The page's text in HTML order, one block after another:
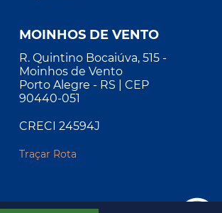
MOINHOS DE VENTO
R. Quintino Bocaiúva, 515 -
Moinhos de Vento
Porto Alegre - RS | CEP
90440-051
CRECI 24594J
Traçar Rota